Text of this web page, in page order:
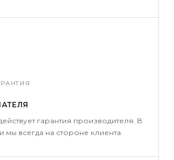
гарантия производителя. В
мы всегда на стороне клиента.